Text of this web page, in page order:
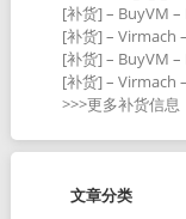
[补货] – BuyVM –
[补货] – Virmach
[补货] – BuyVM –
[补货] – Virmach
>>>更多补货信息
文章分类